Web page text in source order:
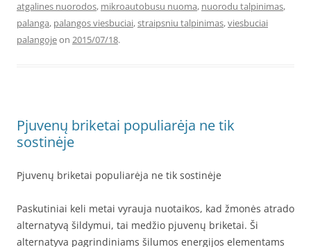
atgalines nuorodos, mikroautobusu nuoma, nuorodu talpinimas,
palanga, palangos viesbuciai,straipsniu talpinimas,viesbuciai
palangojeon 2015/07/18.
Pjuvenų briketai populiarėja ne tik
sostinėje
Pjuvenų briketai populiarėja ne tik sostinėje
Paskutiniai keli metai vyrauja nuotaikos, kad žmonės atrado
alternatyvą šildymui, tai medžio pjuvenų briketai. Ši
alternatyva pagrindiniams šilumos energijos elementams